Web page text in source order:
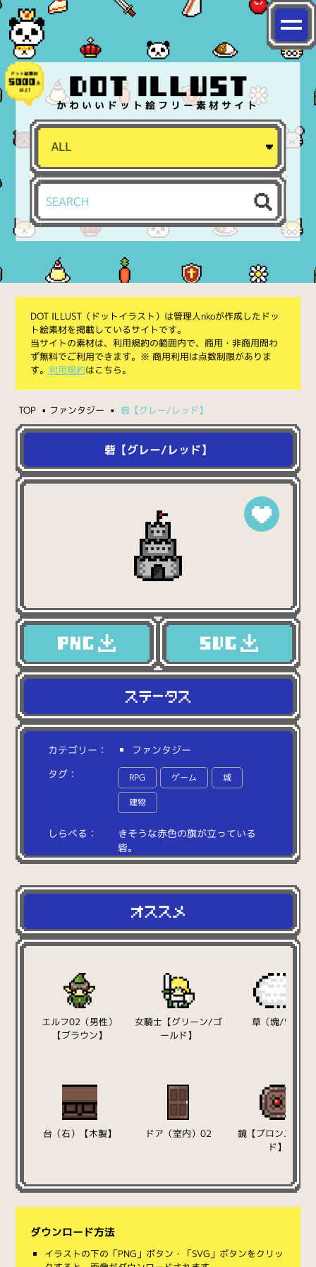
かわいいドット絵フリー素材サイト
DOT ILLUST（ドットイラスト）は管理人nkoが作成したドッ
ト絵素材を掲載しているサイトです。
当サイトの素材は、利用規約の範囲内で、商用・非商用問わ
ず無料でご利用できます。※ 商用利用は点数制限がありま
す。 利用規約はこちら。
TOP ファンタジー 砦【グレー/レッド】
砦【グレー/レッド】
カテゴリー：
ファンタジー
タグ：
RPG ゲーム 城
建物
しらべる： きそうな赤色の旗が立っている
砦。
エルフ02（男性）
【ブラウン】
女騎士【グリーン/ゴ
ールド】
草（塊/雪）
台（右）【木製】 ドア（室内）02
鏡【ブロンズ/レッ
ド】
ダウンロード方法
イラストの下の「PNG」ボタン・「SVG」ボタンをクリッ